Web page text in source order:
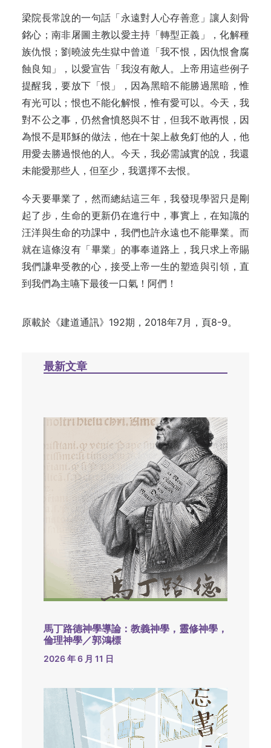
梁院長常說的一句話「永遠對人心存善意」讓人刻骨
銘心；南非屠圖主教以愛主持「轉型正義」，化解種
族仇恨；劉曉波先生獄中曾道「我不恨，因仇恨會腐
蝕良知」，以愛宣告「我沒有敵人。上帝用這些例子
提醒我，要放下「恨」，因為黑暗不能勝過黑暗，惟
有光可以；恨也不能化解恨，惟有愛可以。今天，我
對不公之事，仍然會憤怒與不甘，但我不敢再恨，因
為恨不是耶穌的做法，他在十架上赦免釘他的人，他
用愛去勝過恨他的人。今天，我必需誠實的說，我還
未能愛那些人，但至少，我選擇不去恨。
今天要畢業了，然而總結這三年，我發現學習只是剛
起了步，生命的更新仍在進行中，事實上，在知識的
汪洋與生命的功課中，我們也許永遠也不能畢業。而
就在這條沒有「畢業」的事奉道路上，我只求上帝賜
我們謙卑受教的心，接受上帝一生的塑造與引領，直
到我們為主嚥下最後一口氣！阿們！
原載於《建道通訊》192期，2018年7月，頁8-9。
最新文章
馬丁路德神學導論：教義神學，靈修神學，
倫理神學／郭鴻標
2026 年 6 月 11 日